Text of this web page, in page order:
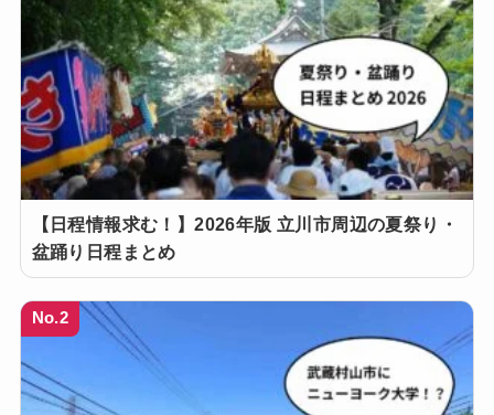
【日程情報求む！】2026年版 立川市周辺の夏祭り・
盆踊り日程まとめ
No.2